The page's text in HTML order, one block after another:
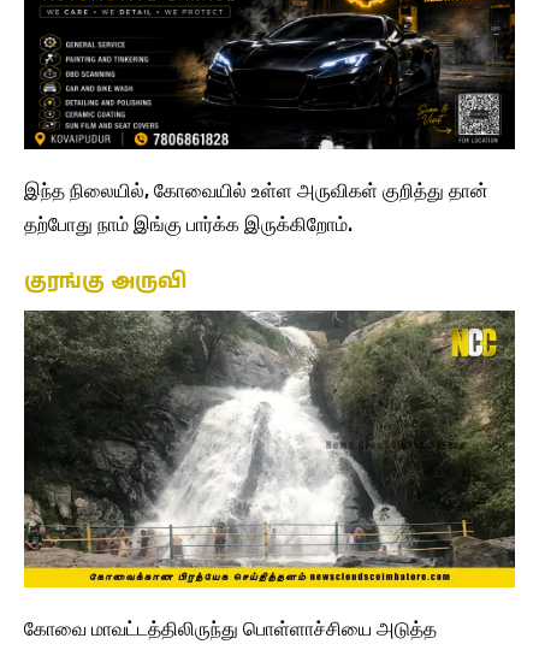
இந்த நிலையில், கோவையில் உள்ள அருவிகள் குறித்து தான்
தற்போது நாம் இங்கு பார்க்க இருக்கிறோம்.
குரங்கு அருவி
கோவை மாவட்டத்திலிருந்து பொள்ளாச்சியை அடுத்த